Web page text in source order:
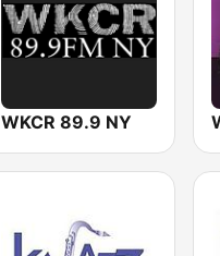
WKCR 89.9 NY